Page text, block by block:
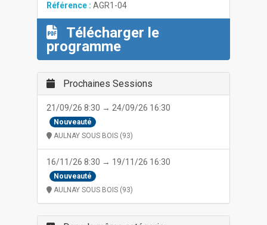
Référence : AGR1-04
Télécharger le
programme
Prochaines Sessions
21/09/26 8:30 → 24/09/26 16:30
Nouveauté
AULNAY SOUS BOIS (93)
16/11/26 8:30 → 19/11/26 16:30
Nouveauté
AULNAY SOUS BOIS (93)